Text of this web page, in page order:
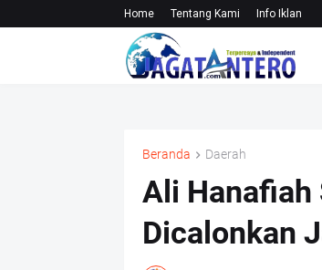
Home Tentang Kami Info Iklan
Beranda Daerah
Ali Hanafiah
Dicalonkan